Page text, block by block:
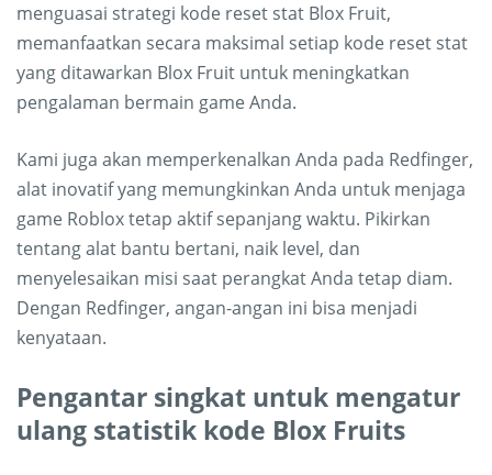
menguasai strategi kode reset stat Blox Fruit,
memanfaatkan secara maksimal setiap kode reset stat
yang ditawarkan Blox Fruit untuk meningkatkan
pengalaman bermain game Anda.
Kami juga akan memperkenalkan Anda pada Redfinger,
alat inovatif yang memungkinkan Anda untuk menjaga
game Roblox tetap aktif sepanjang waktu. Pikirkan
tentang alat bantu bertani, naik level, dan
menyelesaikan misi saat perangkat Anda tetap diam.
Dengan Redfinger, angan-angan ini bisa menjadi
kenyataan.
Pengantar singkat untuk mengatur
ulang statistik kode Blox Fruits